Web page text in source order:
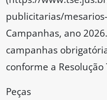
publicitarias/
Campanhas, ano
campanhas
conforme a Resolução
Peças